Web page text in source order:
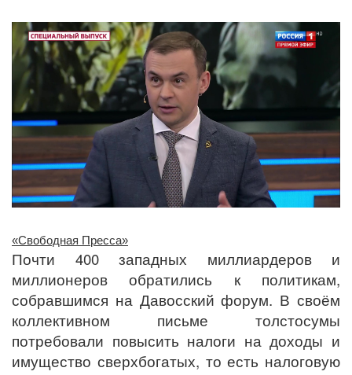
«Свободная Пресса»
Почти 400 западных миллиардеров и
миллионеров обратились к политикам,
собравшимся на Давосский форум. В своём
коллективном письме толстосумы
потребовали повысить налоги на доходы и
имущество сверхбогатых, то есть налоговую